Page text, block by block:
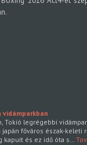
vidámparkban
Tokió legrégebbi
főváros észak-keleti
kapuit és ez idő óta s…